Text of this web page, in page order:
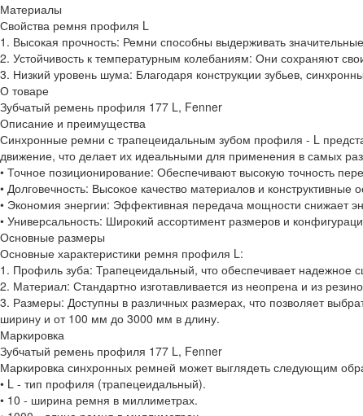
Материалы
Свойства ремня профиля L
1. Высокая прочность: Ремни способны выдерживать
2. Устойчивость к температурным колебаниям: Они сохраняют
3. Низкий уровень шума: Благодаря конструкции зубьев,
О товаре
Зубчатый ремень профиля 177 L, Fenner
Описание и преимущества
Синхронные ремни с трапецеидальным зубом профиля - L
движение, что делает их идеальными для применения в самых
• Точное позиционирование: Обеспечивают высокую точность
• Долговечность: Высокое качество материалов и
• Экономия энергии: Эффективная передача мощности снижает
• Универсальность: Широкий ассортимент размеров и
Основные размеры
Основные характеристики ремня профиля L:
1. Профиль зуба: Трапецеидальный, что обеспечивает надежное
2. Материал: Стандартно изготавливается из неопрена и из
3. Размеры: Доступны в различных размерах, что позволяет
ширину и от 100 мм до 3000 мм в длину.
Маркировка
Зубчатый ремень профиля 177 L, Fenner
Маркировка синхронных ремней может выглядеть следующим
• L - тип профиля (трапецеидальный).
• 10 - ширина ремня в миллиметрах.